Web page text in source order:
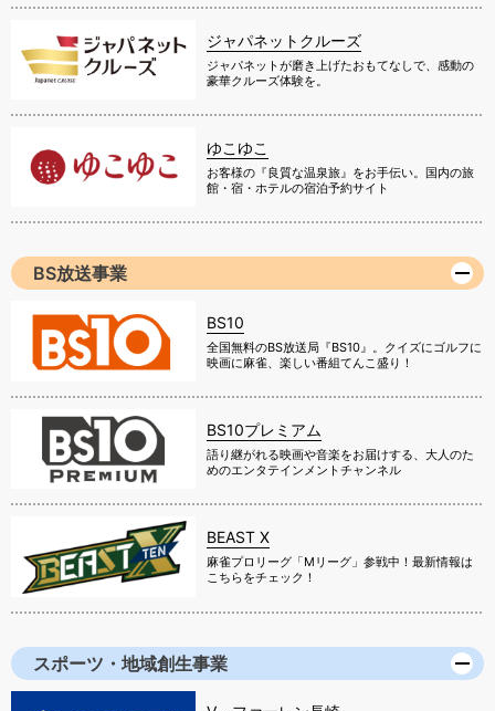
ジャパネットクルーズ
ジャパネットが磨き上げたおもてなしで、感動の
豪華クルーズ体験を。
ゆこゆこ
お客様の『良質な温泉旅』をお手伝い。国内の旅
館・宿・ホテルの宿泊予約サイト
BS放送事業
BS10
全国無料のBS放送局『BS10』。クイズにゴルフに
映画に麻雀、楽しい番組てんこ盛り！
BS10プレミアム
語り継がれる映画や音楽をお届けする、大人のた
めのエンタテインメントチャンネル
BEAST X
麻雀プロリーグ「Mリーグ」参戦中！最新情報は
こちらをチェック！
スポーツ・地域創生事業